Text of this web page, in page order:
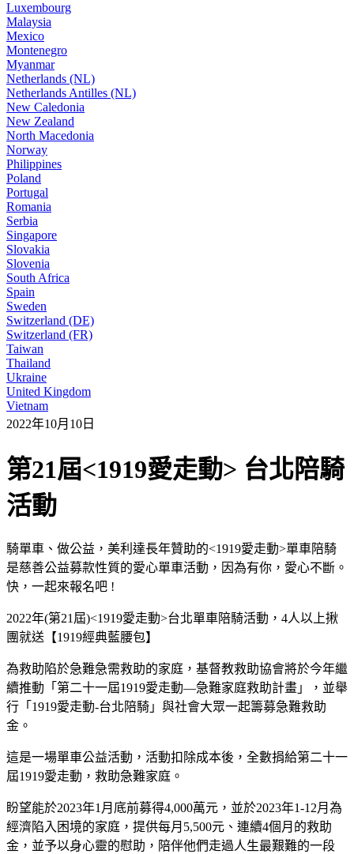
Luxembourg
Malaysia
Mexico
Montenegro
Myanmar
Netherlands (NL)
Netherlands Antilles (NL)
New Caledonia
New Zealand
North Macedonia
Norway
Philippines
Poland
Portugal
Romania
Serbia
Singapore
Slovakia
Slovenia
South Africa
Spain
Sweden
Switzerland (DE)
Switzerland (FR)
Taiwan
Thailand
Ukraine
United Kingdom
Vietnam
2022年10月10日
第21屆<1919愛走動> 台北陪騎
活動
騎單車、做公益，美利達長年贊助的<1919愛走動>單車陪騎
是慈善公益募款性質的愛心單車活動，因為有你，愛心不斷。
快，一起來報名吧 !
2022年(第21屆)<1919愛走動>台北單車陪騎活動，4人以上揪
團就送【1919經典藍腰包】
為救助陷於急難急需救助的家庭，基督教救助協會將於今年繼
續推動「第二十一屆1919愛走動—急難家庭救助計畫」，並舉
行「1919愛走動-台北陪騎」與社會大眾一起籌募急難救助
金。
這是一場單車公益活動，活動扣除成本後，全數捐給第二十一
屆1919愛走動，救助急難家庭。
盼望能於2023年1月底前募得4,000萬元，並於2023年1-12月為
經濟陷入困境的家庭，提供每月5,500元、連續4個月的救助
金，並予以身心靈的慰助，陪伴他們走過人生最艱難的一段